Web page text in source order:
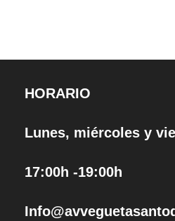
HORARIO
Lunes, miércoles y
17:00h -19:00h